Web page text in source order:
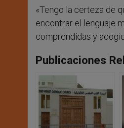
«Tengo la certeza de
encontrar el lenguaje
comprendidas y
Publicaciones